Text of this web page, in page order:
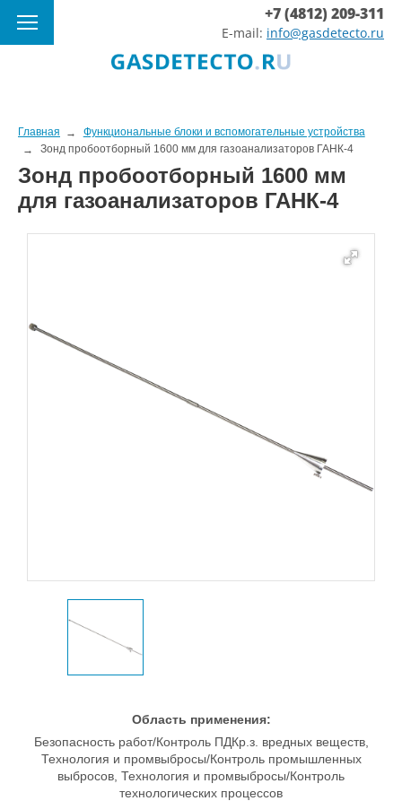
+7 (4812) 209-311
E-mail: info@gasdetecto.ru
Главная
Функциональные блоки и вспомогательные устройства
Зонд пробоотборный 1600 мм для газоанализаторов ГАНК-4
Зонд пробоотборный 1600 мм
для газоанализаторов ГАНК-4
Область применения:
Безопасность работ/Контроль ПДКр.з. вредных веществ,
Технология и промвыбросы/Контроль промышленных
выбросов, Технология и промвыбросы/Контроль
технологических процессов